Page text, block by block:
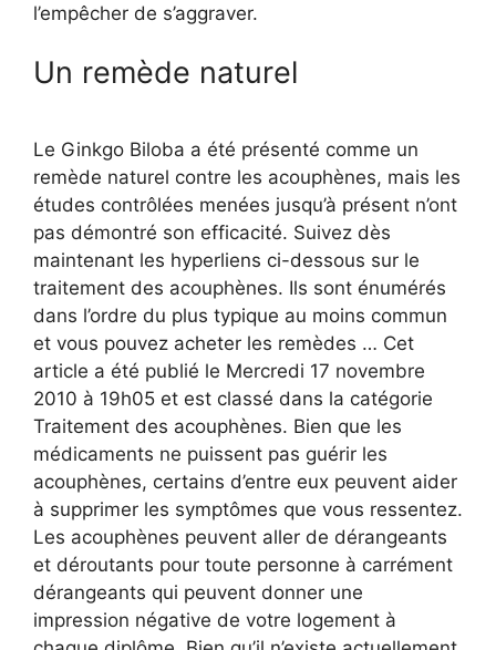
l’empêcher de s’aggraver.
Un remède naturel
Le Ginkgo Biloba a été présenté comme un
remède naturel contre les acouphènes, mais les
études contrôlées menées jusqu’à présent n’ont
pas démontré son efficacité. Suivez dès
maintenant les hyperliens ci-dessous sur le
traitement des acouphènes. Ils sont énumérés
dans l’ordre du plus typique au moins commun
et vous pouvez acheter les remèdes … Cet
article a été publié le Mercredi 17 novembre
2010 à 19h05 et est classé dans la catégorie
Traitement des acouphènes. Bien que les
médicaments ne puissent pas guérir les
acouphènes, certains d’entre eux peuvent aider
à supprimer les symptômes que vous ressentez.
Les acouphènes peuvent aller de dérangeants
et déroutants pour toute personne à carrément
dérangeants qui peuvent donner une
impression négative de votre logement à